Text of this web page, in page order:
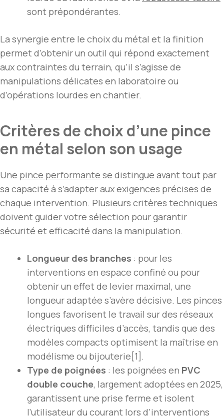
sont prépondérantes.
La synergie entre le choix du métal et la finition
permet d’obtenir un outil qui répond exactement
aux contraintes du terrain, qu’il s’agisse de
manipulations délicates en laboratoire ou
d’opérations lourdes en chantier.
Critères de choix d’une pince
en métal selon son usage
Une pince performante se distingue avant tout par
sa capacité à s’adapter aux exigences précises de
chaque intervention. Plusieurs critères techniques
doivent guider votre sélection pour garantir
sécurité et efficacité dans la manipulation.
Longueur des branches : pour les
interventions en espace confiné ou pour
obtenir un effet de levier maximal, une
longueur adaptée s’avère décisive. Les pinces
longues favorisent le travail sur des réseaux
électriques difficiles d’accès, tandis que des
modèles compacts optimisent la maîtrise en
modélisme ou bijouterie[1].
Type de poignées : les poignées en PVC
double couche, largement adoptées en 2025,
garantissent une prise ferme et isolent
l’utilisateur du courant lors d’interventions